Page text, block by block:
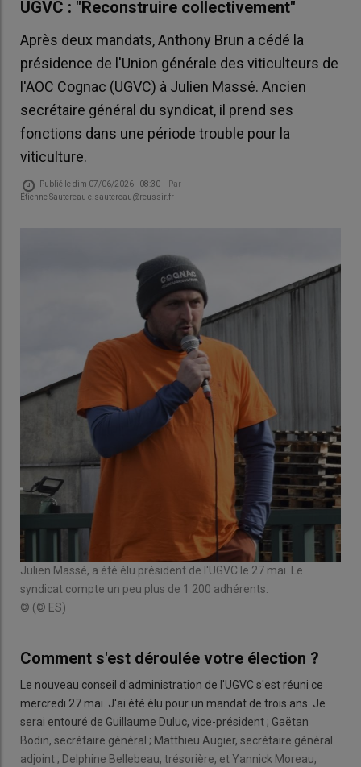
UGVC : "Reconstruire collectivement"
Après deux mandats, Anthony Brun a cédé la
présidence de l'Union générale des viticulteurs de
l'AOC Cognac (UGVC) à Julien Massé. Ancien
secrétaire général du syndicat, il prend ses
fonctions dans une période trouble pour la
viticulture.
Publié ledim 07/06/2026 - 08:30 - Par
Étienne Sautereau e.sautereau@reussir.fr
Julien Massé, a été élu président de l'UGVC le 27 mai. Le
syndicat compte un peu plus de 1 200 adhérents.
© (© ES)
Comment s'est déroulée votre élection ?
Le nouveau conseil d'administration de l'UGVC s'est réuni ce
mercredi 27 mai. J'ai été élu pour un mandat de trois ans. Je
serai entouré de Guillaume Duluc, vice-président ; Gaëtan
Bodin, secrétaire général ; Matthieu Augier, secrétaire général
adjoint ; Delphine Bellebeau, trésorière, et Yannick Moreau,